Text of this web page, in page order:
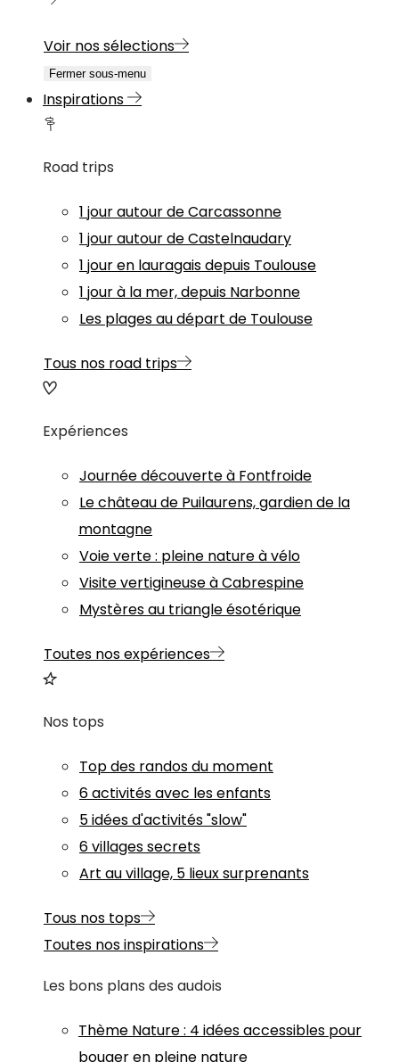
Voir nos sélections
Fermer sous-menu
Inspirations
Road trips
1 jour autour de Carcassonne
1 jour autour de Castelnaudary
1 jour en lauragais depuis Toulouse
1 jour à la mer, depuis Narbonne
Les plages au départ de Toulouse
Tous nos road trips
Expériences
Journée découverte à Fontfroide
Le château de Puilaurens, gardien de la
montagne
Voie verte : pleine nature à vélo
Visite vertigineuse à Cabrespine
Mystères au triangle ésotérique
Toutes nos expériences
Nos tops
Top des randos du moment
6 activités avec les enfants
5 idées d'activités "slow"
6 villages secrets
Art au village, 5 lieux surprenants
Tous nos tops
Toutes nos inspirations
Les bons plans des audois
Thème Nature: 4 idées accessibles pour
bouger en pleine nature